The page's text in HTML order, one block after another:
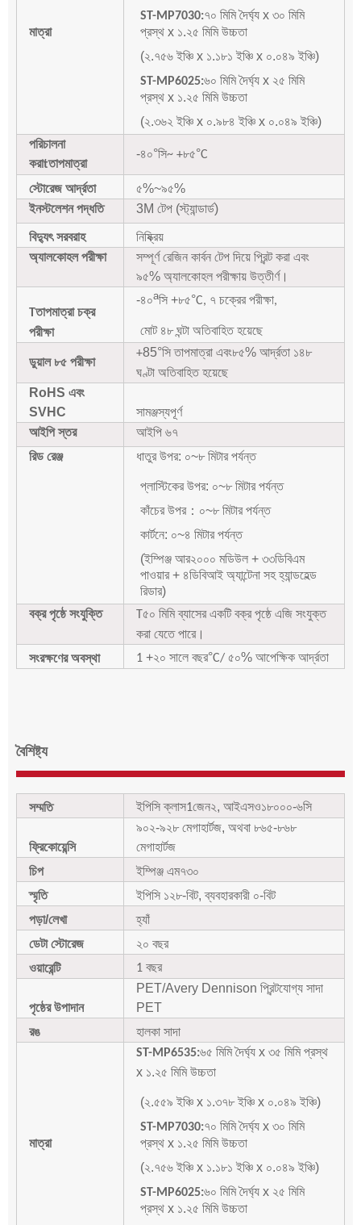
মাত্রা
ST-MP7030:৭০ মিমি দৈর্ঘ্য x ৩০ মিমি
প্রস্থ x ১.২৫ মিমি উচ্চতা
(২.৭৫৬ ইঞ্চি x ১.১৮১ ইঞ্চি x ০.০৪৯ ইঞ্চি)
ST-MP6025:৬০ মিমি দৈর্ঘ্য x ২৫ মিমি
প্রস্থ x ১.২৫ মিমি উচ্চতা
(২.৩৬২ ইঞ্চি x ০.৯৮৪ ইঞ্চি x ০.০৪৯ ইঞ্চি)
পরিচালনা
করাtতাপমাত্রা
-৪০°সি~ +৮৫°C
স্টোরেজ আর্দ্রতা
৫%~৯৫%
ইনস্টলেশন পদ্ধতি
3M টেপ (স্ট্যান্ডার্ড)
বিদ্যুৎ সরবরাহ
নিষ্ক্রিয়
অ্যালকোহল পরীক্ষা
সম্পূর্ণ রেজিন কার্বন টেপ দিয়ে প্রিন্ট করা এবং
৯৫% অ্যালকোহল পরীক্ষায় উত্তীর্ণ।
Tতাপমাত্রা চক্র
পরীক্ষা
-৪০aসি +৮৫°C, ৭ চক্রের পরীক্ষা,
মোট ৪৮ ঘন্টা অতিবাহিত হয়েছে
ডুয়াল ৮৫ পরীক্ষা
+85°সি তাপমাত্রা এবং৮৫% আর্দ্রতা ১৪৮
ঘণ্টা অতিবাহিত হয়েছে
RoHS এবং
SVHC
সামঞ্জস্যপূর্ণ
আইপি স্তর
আইপি ৬৭
রিড রেঞ্জ
ধাতুর উপর: ০~৮ মিটার পর্যন্ত
প্লাস্টিকের উপর: ০~৮ মিটার পর্যন্ত
কাঁচের উপর： ০~৮ মিটার পর্যন্ত
কার্টনে: ০~৪ মিটার পর্যন্ত
(ইম্পিঞ্জ আর২০০০ মডিউল + ৩৩ডিবিএম
পাওয়ার + ৪ডিবিআই অ্যান্টেনা সহ হ্যান্ডহেল্ড
রিডার)
বক্র পৃষ্ঠে সংযুক্তি
৫০ মিমি ব্যাসের একটি বক্র পৃষ্ঠে এজি সংযুক্ত
করা যেতে পারে।
সংরক্ষণের অবস্থা
1 +২০ সালে বছর°C/ ৫০% আপেক্ষিক আর্দ্রতা
বৈশিষ্ট্য
সম্মতি ইপিসি ক্লাস1জেন২, আইএসও১৮০০০-৬সি
ফ্রিকোয়েন্সি
৯০২-৯২৮ মেগাহার্টজ, অথবা ৮৬৫-৮৬৮
মেগাহার্টজ
চিপ
ইম্পিঞ্জ এম৭৩০
স্মৃতি
ইপিসি ১২৮-বিট, ব্যবহারকারী ০-বিট
পড়া/লেখা
হ্যাঁ
ডেটা স্টোরেজ
২০ বছর
ওয়ারেন্টি
1 বছর
পৃষ্ঠের উপাদান
PET/Avery Dennison প্রিন্টযোগ্য সাদা
PET
রঙ
হালকা সাদা
মাত্রা
ST-MP6535:৬৫ মিমি দৈর্ঘ্য x ৩৫ মিমি প্রস্থ
x ১.২৫ মিমি উচ্চতা
(২.৫৫৯ ইঞ্চি x ১.৩৭৮ ইঞ্চি x ০.০৪৯ ইঞ্চি)
ST-MP7030:৭০ মিমি দৈর্ঘ্য x ৩০ মিমি
প্রস্থ x ১.২৫ মিমি উচ্চতা
(২.৭৫৬ ইঞ্চি x ১.১৮১ ইঞ্চি x ০.০৪৯ ইঞ্চি)
ST-MP6025:৬০ মিমি দৈর্ঘ্য x ২৫ মিমি
প্রস্থ x ১.২৫ মিমি উচ্চতা